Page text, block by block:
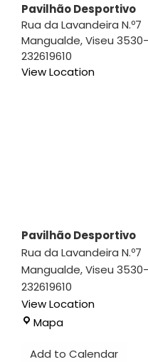
Marques
Pavilhão Desportivo
Rua da Lavandeira N.º7
Mangualde,Viseu
232619610
View Location
Pavilhão Desportivo
Rua da Lavandeira N.º7
Mangualde,Viseu
232619610
View Location
MapaPavilhão
Add to Calendar